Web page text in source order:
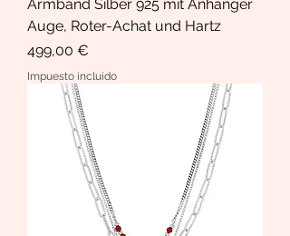
Armband Silber 925 mit Anhänger
Auge, Roter-Achat und Hartz
Precio
499,00 €
Impuesto incluido